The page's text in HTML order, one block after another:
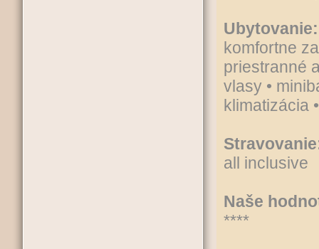
Ubytovanie:
komfortne
priestranné
vlasy •
klimatizácia
all inclusive
Naše
****